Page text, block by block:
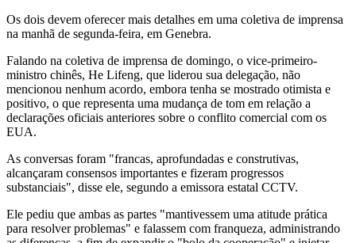
Os dois devem oferecer mais detalhes em uma coletiva de imprensa
na manhã de segunda-feira, em Genebra.
Falando na coletiva de imprensa de domingo, o vice-primeiro-
ministro chinês, He Lifeng, que liderou sua delegação, não
mencionou nenhum acordo, embora tenha se mostrado otimista e
positivo, o que representa uma mudança de tom em relação a
declarações oficiais anteriores sobre o conflito comercial com os
EUA.
As conversas foram "francas, aprofundadas e construtivas,
alcançaram consensos importantes e fizeram progressos
substanciais", disse ele, segundo a emissora estatal CCTV.
Ele pediu que ambas as partes "mantivessem uma atitude prática
para resolver problemas" e falassem com franqueza, administrando